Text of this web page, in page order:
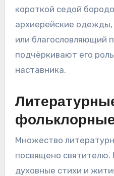
короткой седой
архиерейские
или благословляющий
подчёркивают его
наставника.
Множество
посвящено святителю.
духовные стихи и